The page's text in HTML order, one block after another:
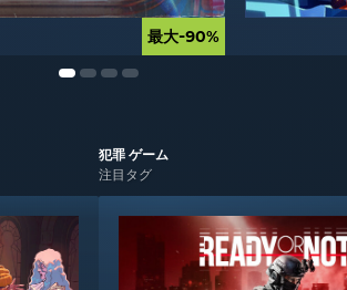
最大-90%
最大-90%
犯罪 ゲーム
注目タグ